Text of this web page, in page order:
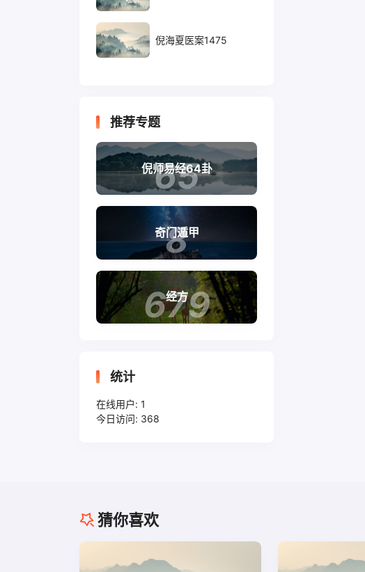
倪海夏医案1475
推荐专题
65
倪师易经64卦
8
奇门遁甲
679
经方
统计
在线用户: 1
今日访问: 368
猜你喜欢